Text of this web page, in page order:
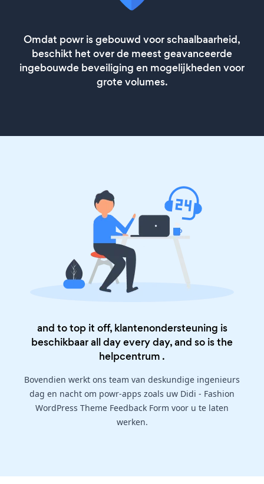
Omdat powr is gebouwd voor schaalbaarheid,
beschikt het over de meest geavanceerde
ingebouwde beveiliging en mogelijkheden voor
grote volumes.
and to top it off, klantenondersteuning is
beschikbaar all day every day, and so is the
helpcentrum .
Bovendien werkt ons team van deskundige ingenieurs
dag en nacht om powr-apps zoals uw Didi - Fashion
WordPress Theme Feedback Form voor u te laten
werken.